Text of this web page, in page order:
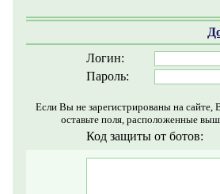
Логин:
Пароль:
Если Вы не зарегистрированы на
оставьте поля, расположенные
Код защиты от ботов: